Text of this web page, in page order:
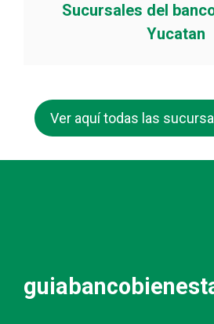
Sucursales del
Yucatan
Ver aquí todas las